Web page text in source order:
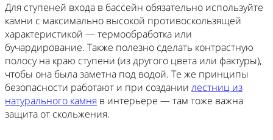
Для ступеней входа в бассейн обязательно используйте
камни с максимально высокой противоскользящей
характеристикой — термообработка или
бучардирование. Также полезно сделать контрастную
полосу на краю ступени (из другого цвета или фактуры),
чтобы она была заметна под водой. Те же принципы
безопасности работают и при создании лестниц из
натурального камня в интерьере — там тоже важна
защита от скольжения.